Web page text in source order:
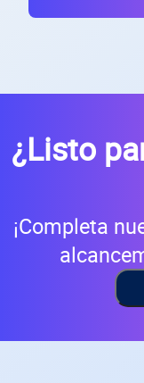
¿Listo
¡Completa